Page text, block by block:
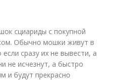
сциариды с покупной
Обычно мошки живут в
сразу их не вывести, а
не исчезнут, а быстро
и будут прекрасно